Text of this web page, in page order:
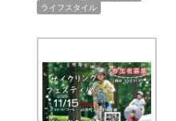
ライフスタイル